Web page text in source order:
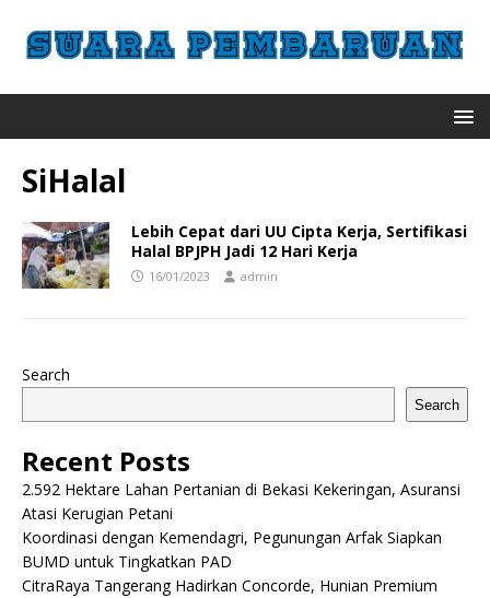
SiHalal
Lebih Cepat dari UU Cipta Kerja, Sertifikasi
Halal BPJPH Jadi 12 Hari Kerja
16/01/2023 admin
Search
Search
Recent Posts
2.592 Hektare Lahan Pertanian di Bekasi Kekeringan, Asuransi
Atasi Kerugian Petani
Koordinasi dengan Kemendagri, Pegunungan Arfak Siapkan
BUMD untuk Tingkatkan PAD
CitraRaya Tangerang Hadirkan Concorde, Hunian Premium